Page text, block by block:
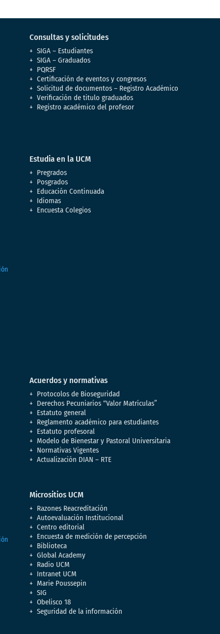
Consultas y solicitudes
SIGA – Estudiantes
SIGA – Graduados
PQRSF
Certificación de eventos y congresos
Solicitud de documentos – Registro Académico
Verificación de titulo graduados
Registro académico del profesor
Estudia en la UCM
Pregrados
Posgrados
Educación Continuada
Idiomas
Encuesta Colegios
Acuerdos y normativas
Protocolos de Bioseguridad
Derechos Pecuniarios “Valor Matrículas”
Estatuto general
Reglamento académico para estudiantes
Estatuto profesoral
Modelo de Bienestar y Pastoral Universitaria
Normativas Vigentes
Actualización DIAN – RTE
Micrositios UCM
Razones Reacreditación
Autoevaluación Institucional
Centro editorial
Encuesta de medición de percepción
Biblioteca
Global Academy
Radio UCM
Intranet UCM
Marie Poussepin
SIG
Obelisco 18
Seguridad de la información